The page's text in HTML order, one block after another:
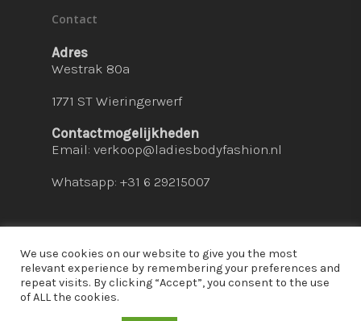
Contact
Adres
Westrak 80a
1771 ST Wieringerwerf
Contactmogelijkheden
Email: verkoop@ladiesbodyfashion.nl
Whatsapp: +31 6 29215007
© 2026 Ladies Bodyfashion. hosted by:
We use cookies on our website to give you the most
relevant experience by remembering your preferences and
repeat visits. By clicking “Accept”, you consent to the use
of ALL the cookies.